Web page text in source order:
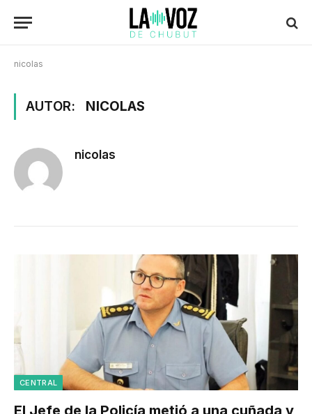
nicolas
AUTOR: NICOLAS
nicolas
CENTRAL
El Jefe de la Policía metió a una cuñada y